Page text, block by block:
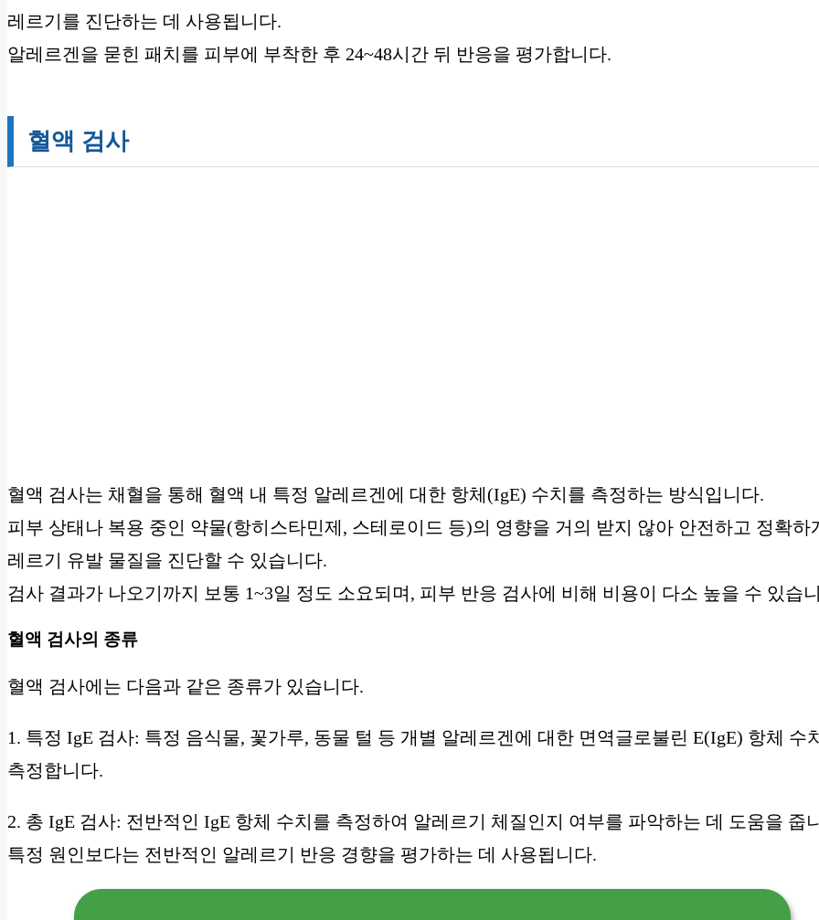
레르기를 진단하는 데 사용됩니다.
알레르겐을 묻힌 패치를 피부에 부착한 후 24~48시간 뒤 반응을 평가합니다.
혈액 검사
혈액 검사는 채혈을 통해 혈액 내 특정 알레르겐에 대한 항체(IgE) 수치를 측정하는 방식입니다.
피부 상태나 복용 중인 약물(항히스타민제, 스테로이드 등)의 영향을 거의 받지 않아 안전하고 정확하
레르기 유발 물질을 진단할 수 있습니다.
검사 결과가 나오기까지 보통 1~3일 정도 소요되며, 피부 반응 검사에 비해 비용이 다소 높을 수 있습
혈액 검사의 종류
혈액 검사에는 다음과 같은 종류가 있습니다.
1. 특정 IgE 검사: 특정 음식물, 꽃가루, 동물 털 등 개별 알레르겐에 대한 면역글로불린 E(IgE) 항체 수
측정합니다.
2. 총 IgE 검사: 전반적인 IgE 항체 수치를 측정하여 알레르기 체질인지 여부를 파악하는 데 도움을 줍
특정 원인보다는 전반적인 알레르기 반응 경향을 평가하는 데 사용됩니다.